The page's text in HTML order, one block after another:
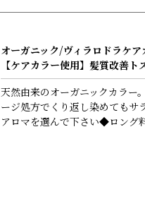
オーガニック/ヴィラロドラケア
【ケアカラー使用】髪質改善ト
天然由来のオーガニックカラー
ージ処方でくり返し染めても
アロマを選んで下さい◆ロング